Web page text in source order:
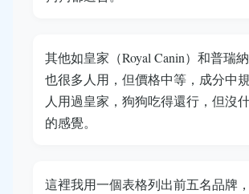
其他如皇家（Royal Canin）和普瑞納
也很多人用，但價格中等，成分中
人用過皇家，狗狗吃得還行，但沒
的感覺。
這裡我用一個表格列出前五名品牌